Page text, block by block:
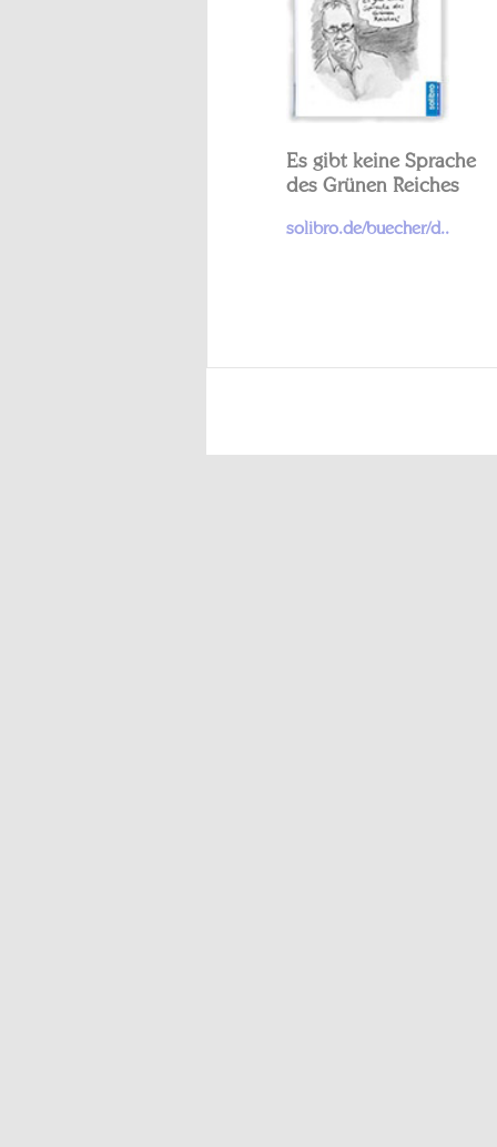
Es gibt keine Sprache
des Grünen Reiches
solibro.de/buecher/d..